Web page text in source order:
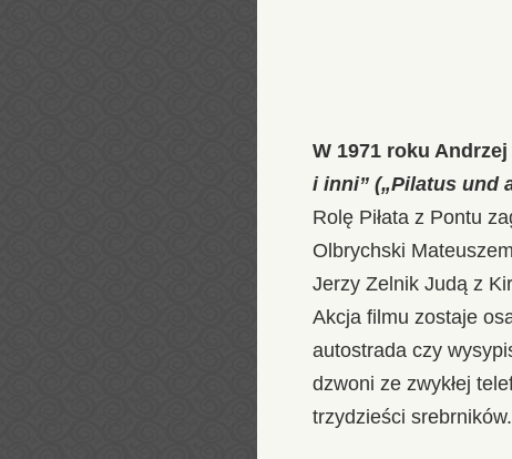
W 1971 roku Andrzej
i inni” („Pilatus und
Rolę Piłata z Pontu
Olbrychski
Jerzy Zelnik Judą z
Akcja filmu zostaje
autostrada czy
dzwoni ze zwykłej
trzydzieści srebrników.